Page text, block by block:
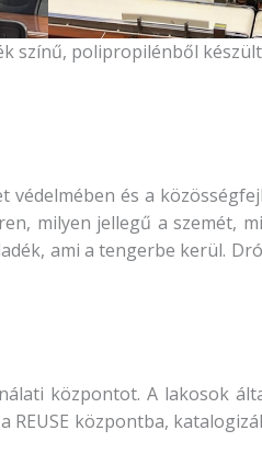
színű, polipropilénből
és a
milyen jellegű a szemét,
ami a tengerbe kerül.
központot. A lakosok
központba,